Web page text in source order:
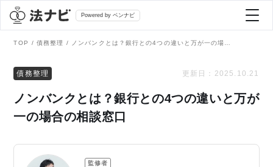
Powered by ベンナビ
全て
弁護士を探す
TOP 債務整理
債務整理 更新日： 2025.10.21
ノンバンクとは？銀行との4つの違いと万が
一の場合の相談窓口
監修者